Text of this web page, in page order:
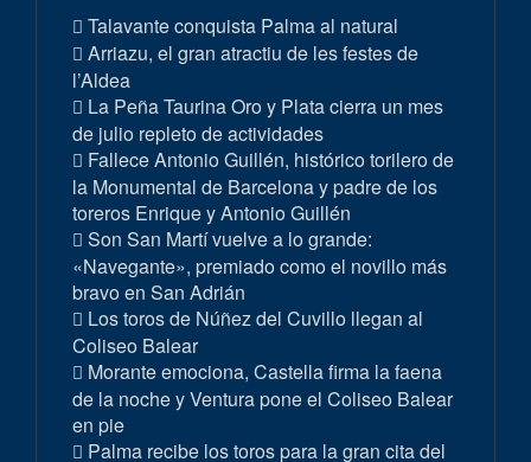
Talavante conquista Palma al natural
Arriazu, el gran atractiu de les festes de
l’Aldea
La Peña Taurina Oro y Plata cierra un mes
de julio repleto de actividades
Fallece Antonio Guillén, histórico torilero de
la Monumental de Barcelona y padre de los
toreros Enrique y Antonio Guillén
Son San Martí vuelve a lo grande:
«Navegante», premiado como el novillo más
bravo en San Adrián
Los toros de Núñez del Cuvillo llegan al
Coliseo Balear
Morante emociona, Castella firma la faena
de la noche y Ventura pone el Coliseo Balear
en pie
Palma recibe los toros para la gran cita del